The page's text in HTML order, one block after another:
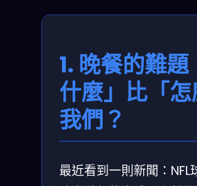
1. 晚餐的難
什麼」比「
我們？
最近看到一則新聞：